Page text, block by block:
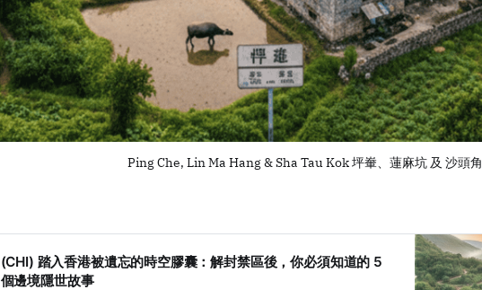
Ping Che, Lin Ma Hang & Sha Tau Kok 坪輋、蓮麻坑 及 沙頭角
(CHI) 踏入香港被遺忘的時空膠囊：解封禁區後，你必須知道的 5
個邊境隱世故事